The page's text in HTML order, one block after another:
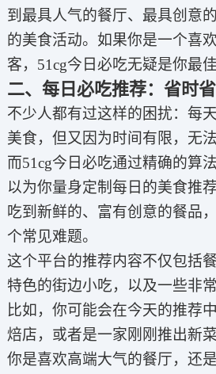
到最具人气的餐厅、最具创意
的美食活动。如果你是一个喜
客，51cg今日必吃无疑是你最佳
二、每日必吃推荐：省时
不少人都有过这样的困扰：每
美食，但又因为时间有限，无
而51cg今日必吃通过精确的算
以为你量身定制每日的美食推
吃到新鲜的、富有创意的餐品
个常见难题。
这个平台的推荐内容不仅包括
特色的街边小吃，以及一些非
比如，你可能会在今天的推荐
焙店，或者是一家刚刚推出新
你是喜欢高端大气的餐厅，还